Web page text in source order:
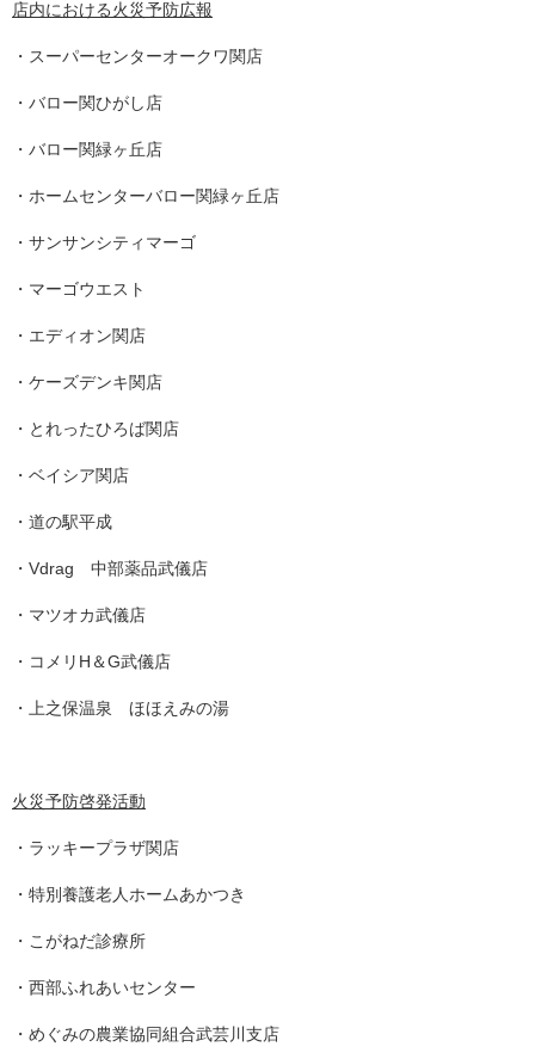
店内における火災予防広報
・スーパーセンターオークワ関店
・バロー関ひがし店
・バロー関緑ヶ丘店
・ホームセンターバロー関緑ヶ丘店
・サンサンシティマーゴ
・マーゴウエスト
・エディオン関店
・ケーズデンキ関店
・とれったひろば関店
・ベイシア関店
・道の駅平成
・Vdrag 中部薬品武儀店
・マツオカ武儀店
・コメリH＆G武儀店
・上之保温泉 ほほえみの湯
火災予防啓発活動
・ラッキープラザ関店
・特別養護老人ホームあかつき
・こがねだ診療所
・西部ふれあいセンター
・めぐみの農業協同組合武芸川支店